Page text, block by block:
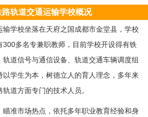
路轨道交通运输学校概况
学校坐落在天府之国成都市金堂县，学校
300多名专兼职教师，目前学校开设得有铁
道信号与通信设备、轨道交通车辆调度组
学生为本，树德立人的育人理念，多年来
道方面专门的技术人员。
准市场热点，依托多年职业教育经验和身